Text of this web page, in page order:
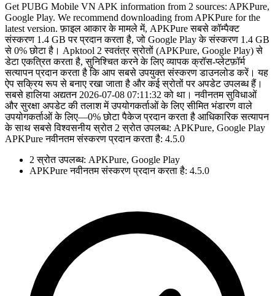
Get PUBG Mobile VN APK information from 2 sources: APKPure,
Google Play. We recommend downloading from APKPure for the
latest version. फ़ाइल आकार के मामले में, APKPure सबसे कॉम्पैक्ट
संस्करण 1.4 GB पर प्रदान करता है, जो Google Play के संस्करण 1.4 GB
से 0% छोटा है। Apktool 2 स्वतंत्र स्रोतों (APKPure, Google Play) से
डेटा एकत्रित करता है, सुनिश्चित करने के लिए व्यापक क्रॉस-प्लेटफ़ॉर्म
सत्यापन प्रदान करता है कि आप सबसे उपयुक्त संस्करण डाउनलोड करें। यह
ऐप सक्रिय रूप से बनाए रखा जाता है और कई स्रोतों पर अपडेट उपलब्ध हैं।
सबसे हालिया अद्यतन 2026-07-08 07:11:32 को था। नवीनतम सुविधाओं
और सुरक्षा अपडेट की तलाश में उपयोगकर्ताओं के लिए सीमित भंडारण वाले
उपयोगकर्ताओं के लिए—0% छोटा पैकेज प्रदान करता है आधिकारिक सत्यापन
के साथ सबसे विश्वसनीय स्रोत 2 स्रोत उपलब्ध: APKPure, Google Play
APKPure नवीनतम संस्करण प्रदान करता है: 4.5.0
2 स्रोत उपलब्ध: APKPure, Google Play
APKPure नवीनतम संस्करण प्रदान करता है: 4.5.0